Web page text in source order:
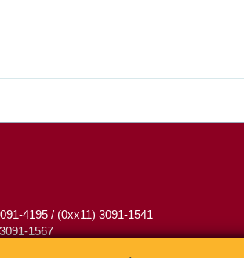
4195 / (0xx11) 3091-1541
1567